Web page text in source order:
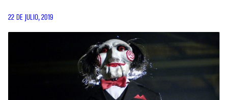
22 DE JULIO, 2019